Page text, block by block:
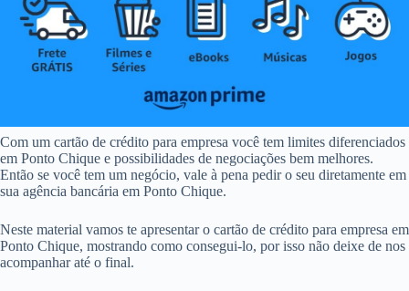
Com um cartão de crédito para empresa você tem limites diferenciados
em Ponto Chique e possibilidades de negociações bem melhores.
Então se você tem um negócio, vale à pena pedir o seu diretamente em
sua agência bancária em Ponto Chique.
Neste material vamos te apresentar o cartão de crédito para empresa em
Ponto Chique, mostrando como consegui-lo, por isso não deixe de nos
acompanhar até o final.